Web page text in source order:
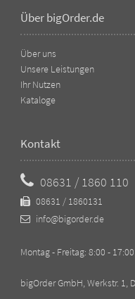
Über bigOrder.de
Über uns
Unsere Leistungen
Ihr Nutzen
Kataloge
Kontakt
08631 / 1860 110
08631 / 1860131
info@bigorder.de
Montag - Freitag: 8:00 -
bigOrder GmbH, Werkstr. 1,